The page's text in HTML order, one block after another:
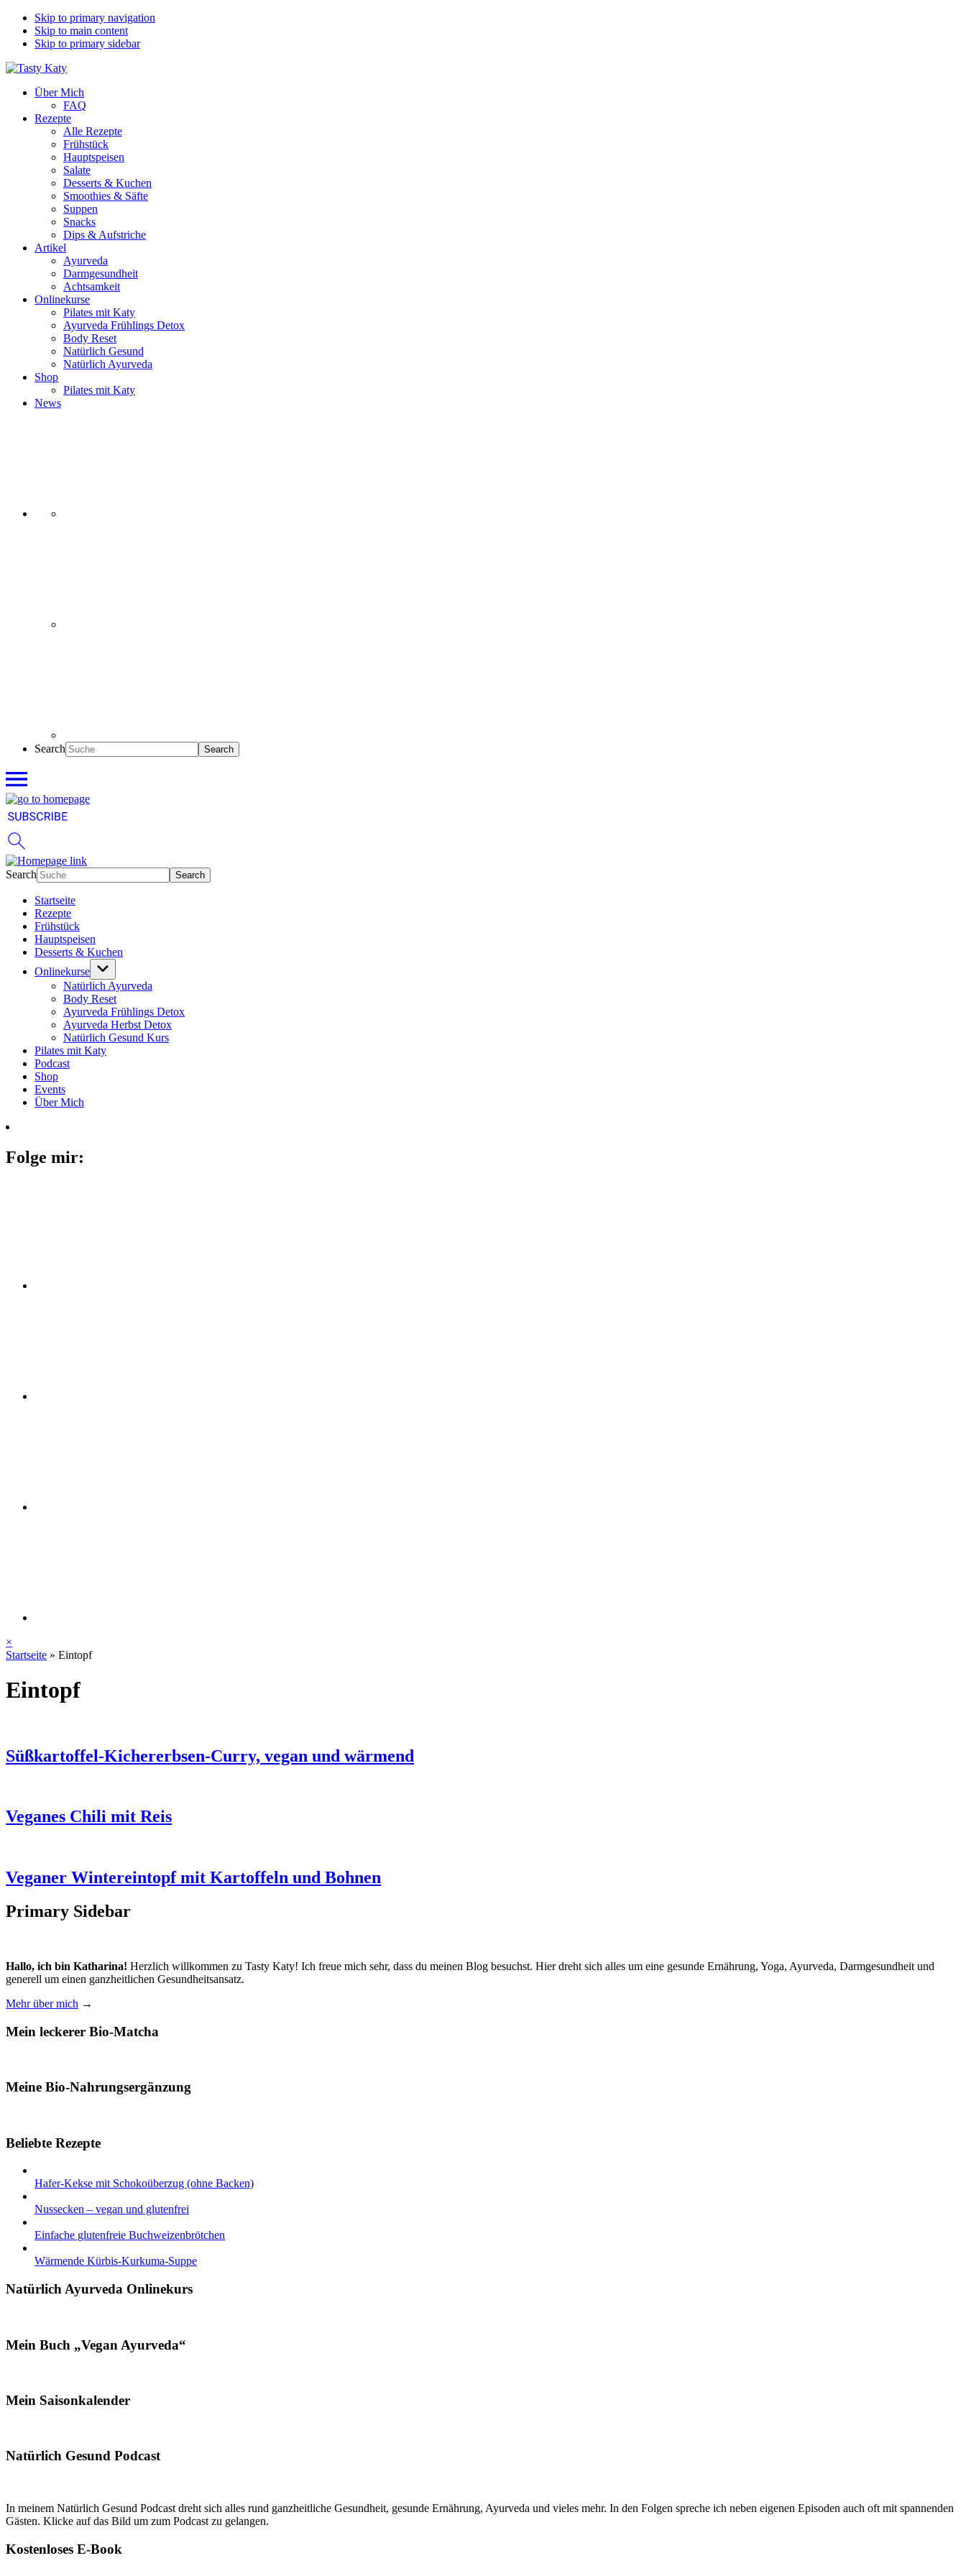
Skip to primary navigation
Skip to main content
Skip to primary sidebar
Über Mich
FAQ
Rezepte
Alle Rezepte
Frühstück
Hauptspeisen
Salate
Desserts & Kuchen
Smoothies & Säfte
Suppen
Snacks
Dips & Aufstriche
Artikel
Ayurveda
Darmgesundheit
Achtsamkeit
Onlinekurse
Pilates mit Katy
Ayurveda Frühlings Detox
Body Reset
Natürlich Gesund
Natürlich Ayurveda
Shop
Pilates mit Katy
News
Search
Search
Startseite
Rezepte
Frühstück
Hauptspeisen
Desserts & Kuchen
Onlinekurse
Natürlich Ayurveda
Body Reset
Ayurveda Frühlings Detox
Ayurveda Herbst Detox
Natürlich Gesund Kurs
Pilates mit Katy
Podcast
Shop
Events
Über Mich
Folge mir:
×
Startseite » Eintopf
Eintopf
Süßkartoffel-Kichererbsen-Curry, vegan und wärmend
Veganes Chili mit Reis
Veganer Wintereintopf mit Kartoffeln und Bohnen
Primary Sidebar
Hallo, ich bin Katharina! Herzlich willkommen zu Tasty Katy! Ich freue mich sehr, dass du meinen Blog besuchst. Hier dreht sich alles um eine gesunde Ernährung, Yoga, Ayurveda, Darmgesundheit und
generell um einen ganzheitlichen Gesundheitsansatz.
Mehr über mich →
Mein leckerer Bio-Matcha
Meine Bio-Nahrungsergänzung
Beliebte Rezepte
Hafer-Kekse mit Schokoüberzug (ohne Backen)
Nussecken – vegan und glutenfrei
Einfache glutenfreie Buchweizenbrötchen
Wärmende Kürbis-Kurkuma-Suppe
Natürlich Ayurveda Onlinekurs
Mein Buch „Vegan Ayurveda“
Mein Saisonkalender
Natürlich Gesund Podcast
In meinem Natürlich Gesund Podcast dreht sich alles rund ganzheitliche Gesundheit, gesunde Ernährung, Ayurveda und vieles mehr. In den Folgen spreche ich neben eigenen Episoden auch oft mit spannenden
Gästen. Klicke auf das Bild um zum Podcast zu gelangen.
Kostenloses E-Book